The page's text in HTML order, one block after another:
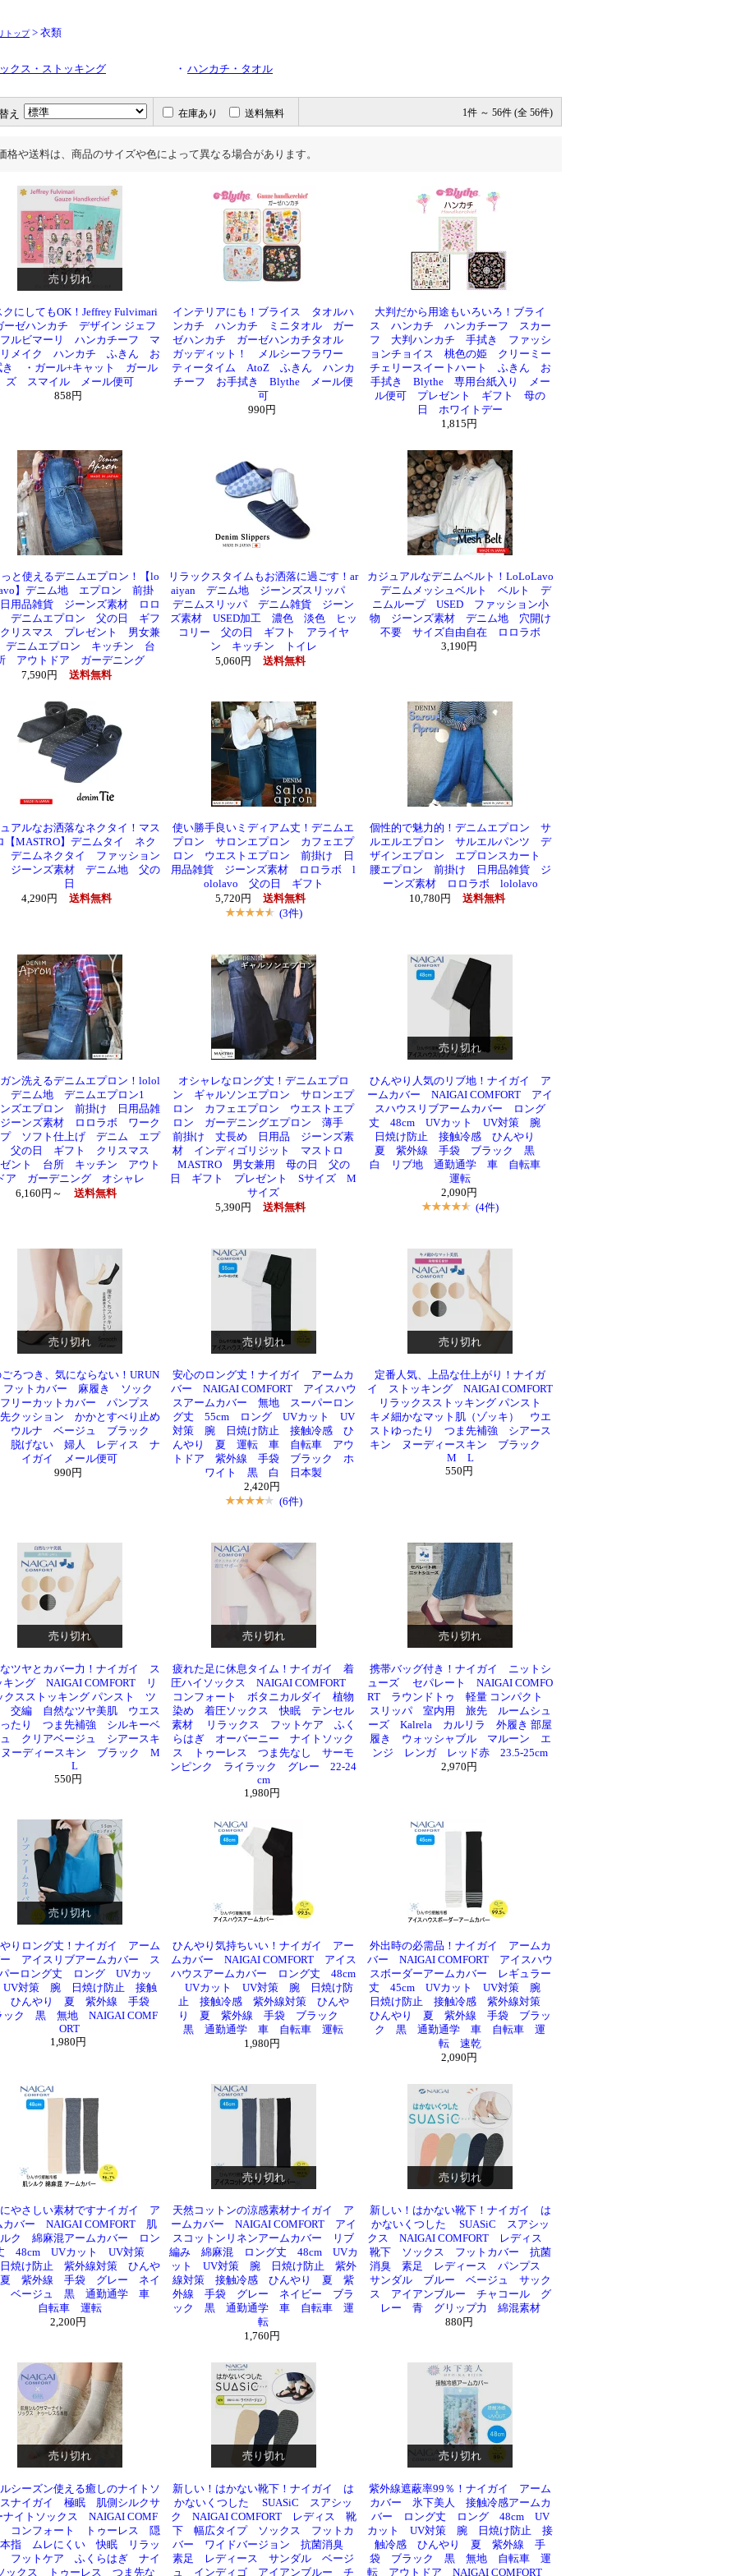
トップ> 衣類
クス・ストッキング ・ ハンカチ・タオル
え 在庫あり 送料無料 1件 ～ 56件 (全 56件)
格や送料は、商品のサイズや色によって異なる場合があります。
売り切れ
クにしてもOK！Jeffrey Fulvimari
ゼハンカチ デザイン ジェフ
フルビマーリ ハンカチーフ マ
リメイク ハンカチ ふきん お
き ・ガール+キャット ガール
ズ スマイル メール便可
858円
インテリアにも！ブライス タオルハ
ンカチ ハンカチ ミニタオル ガー
ゼハンカチ ガーゼハンカチタオル
ガッディット！ メルシーフラワー
ティータイム AtoZ ふきん ハンカ
チーフ お手拭き Blythe メール便
可
990円
大判だから用途もいろいろ！ブライ
ス ハンカチ ハンカチーフ スカー
フ 大判ハンカチ 手拭き ファッシ
ョンチョイス 桃色の姫 クリーミー
チェリースイートハート ふきん お
手拭き Blythe 専用台紙入り メー
ル便可 プレゼント ギフト 母の
日 ホワイトデー
1,815円
と使えるデニムエプロン！【lo
】デニム地 エプロン 前掛
用品雑貨 ジーンズ素材 ロロ
デニムエプロン 父の日 ギフ
リスマス プレゼント 男女兼
ニムエプロン キッチン 台
アウトドア ガーデニング
7,590円
送料無料
リラックスタイムもお洒落に過ごす！ar
aiyan デニム地 ジーンズスリッパ
デニムスリッパ デニム雑貨 ジーン
ズ素材 USED加工 濃色 淡色 ヒッ
コリー 父の日 ギフト アライヤ
ン キッチン トイレ
5,060円
送料無料
カジュアルなデニムベルト！LoLoLavo
デニムメッシュベルト ベルト デ
ニムループ USED ファッション小
物 ジーンズ素材 デニム地 穴開け
不要 サイズ自由自在 ロロラボ
3,190円
アルなお洒落なネクタイ！マス
【MASTRO】デニムタイ ネク
デニムネクタイ ファッション
ジーンズ素材 デニム地 父の
日
4,290円
送料無料
使い勝手良いミディアム丈！デニムエ
プロン サロンエプロン カフェエプ
ロン ウエストエプロン 前掛け 日
用品雑貨 ジーンズ素材 ロロラボ l
ololavo 父の日 ギフト
5,720円
送料無料
(3件)
個性的で魅力的！デニムエプロン サ
ルエルエプロン サルエルパンツ デ
ザインエプロン エプロンスカート
腰エプロン 前掛け 日用品雑貨 ジ
ーンズ素材 ロロラボ lololavo
10,780円
送料無料
売り切れ
ン洗えるデニムエプロン！lolol
デニム地 デニムエプロン1
ンズエプロン 前掛け 日用品雑
ーンズ素材 ロロラボ ワーク
プ ソフト仕上げ デニム エプ
父の日 ギフト クリスマス
ゼント 台所 キッチン アウト
ドア ガーデニング オシャレ
6,160円～
送料無料
オシャレなロング丈！デニムエプロ
ン ギャルソンエプロン サロンエプ
ロン カフェエプロン ウエストエプ
ロン ガーデニングエプロン 薄手
前掛け 丈長め 日用品 ジーンズ素
材 インディゴリジット マストロ
MASTRO 男女兼用 母の日 父の
日 ギフト プレゼント Sサイズ M
サイズ
5,390円
送料無料
ひんやり人気のリブ地！ナイガイ ア
ームカバー NAIGAI COMFORT アイ
スハウスリブアームカバー ロング
丈 48cm UVカット UV対策 腕
日焼け防止 接触冷感 ひんやり
夏 紫外線 手袋 ブラック 黒
白 リブ地 通勤通学 車 自転車
運転
2,090円
(4件)
売り切れ 売り切れ 売り切れ
ろつき、気にならない！URUN
ットカバー 麻履き ソック
リーカットカバー パンプス
クッション かかとすべり止め
ウルナ ベージュ ブラック
脱げない 婦人 レディス ナ
イガイ メール便可
990円
安心のロング丈！ナイガイ アームカ
バー NAIGAI COMFORT アイスハウ
スアームカバー 無地 スーパーロン
グ丈 55cm ロング UVカット UV
対策 腕 日焼け防止 接触冷感 ひ
んやり 夏 運転 車 自転車 アウ
トドア 紫外線 手袋 ブラック ホ
ワイト 黒 白 日本製
2,420円
(6件)
定番人気、上品な仕上がり！ナイガ
イ ストッキング NAIGAI COMFORT
リラックスストッキング パンスト
キメ細かなマット肌（ゾッキ） ウエ
ストゆったり つま先補強 シアース
キン ヌーディースキン ブラック
M L
550円
売り切れ 売り切れ 売り切れ
ツヤとカバー力！ナイガイ ス
キング NAIGAI COMFORT リ
クスストッキング パンスト ツ
交編 自然なツヤ美肌 ウエス
ったり つま先補強 シルキーベ
ュ クリアベージュ シアースキ
ーディースキン ブラック M
L
550円
疲れた足に休息タイム！ナイガイ 着
圧ハイソックス NAIGAI COMFORT
コンフォート ボタニカルダイ 植物
染め 着圧ソックス 快眠 テンセル
素材 リラックス フットケア ふく
らはぎ オーバーニー ナイトソック
ス トゥーレス つま先なし サーモ
ンピンク ライラック グレー 22-24
cm
1,980円
携帯バッグ付き！ナイガイ ニットシ
ューズ セパレート NAIGAI COMFO
RT ラウンドトゥ 軽量 コンパクト
スリッパ 室内用 旅先 ルームシュ
ーズ Kalrela カルリラ 外履き 部屋
履き ウォッシャブル マルーン エ
ンジ レンガ レッド赤 23.5-25cm
2,970円
売り切れ
りロング丈！ナイガイ アーム
ー アイスリブアームカバー ス
ーロング丈 ロング UVカッ
UV対策 腕 日焼け防止 接触
ひんやり 夏 紫外線 手袋
ック 黒 無地 NAIGAI COMF
ORT
1,980円
ひんやり気持ちいい！ナイガイ アー
ムカバー NAIGAI COMFORT アイス
ハウスアームカバー ロング丈 48cm
UVカット UV対策 腕 日焼け防
止 接触冷感 紫外線対策 ひんや
り 夏 紫外線 手袋 ブラック
黒 通勤通学 車 自転車 運転
1,980円
外出時の必需品！ナイガイ アームカ
バー NAIGAI COMFORT アイスハウ
スボーダーアームカバー レギュラー
丈 45cm UVカット UV対策 腕
日焼け防止 接触冷感 紫外線対策
ひんやり 夏 紫外線 手袋 ブラッ
ク 黒 通勤通学 車 自転車 運
転 速乾
2,090円
売り切れ 売り切れ
やさしい素材ですナイガイ ア
カバー NAIGAI COMFORT 肌
ク 綿麻混アームカバー ロン
48cm UVカット UV対策
焼け防止 紫外線対策 ひんや
紫外線 手袋 グレー ネイ
ベージュ 黒 通勤通学 車
自転車 運転
2,200円
天然コットンの涼感素材ナイガイ ア
ームカバー NAIGAI COMFORT アイ
スコットンリネンアームカバー リブ
編み 綿麻混 ロング丈 48cm UVカ
ット UV対策 腕 日焼け防止 紫外
線対策 接触冷感 ひんやり 夏 紫
外線 手袋 グレー ネイビー ブラ
ック 黒 通勤通学 車 自転車 運
転
1,760円
新しい！はかない靴下！ナイガイ は
かないくつした SUASiC スアシッ
クス NAIGAI COMFORT レディス
靴下 ソックス フットカバー 抗菌
消臭 素足 レディース パンプス
サンダル ブルー ベージュ サック
ス アイアンブルー チャコール グ
レー 青 グリップ力 綿混素材
880円
売り切れ 売り切れ 売り切れ
シーズン使える癒しのナイトソ
スナイガイ 極眠 肌側シルクサ
ナイトソックス NAIGAI COMF
コンフォート トゥーレス 隠
本指 ムレにくい 快眠 リラッ
フットケア ふくらはぎ ナイ
ックス トゥーレス つま先な
新しい！はかない靴下！ナイガイ は
かないくつした SUASiC スアシッ
ク NAIGAI COMFORT レディス 靴
下 幅広タイプ ソックス フットカ
バー ワイドバージョン 抗菌消臭
素足 レディース サンダル ベージ
ュ インディゴ アイアンブルー チ
紫外線遮蔽率99％！ナイガイ アーム
カバー 氷下美人 接触冷感アームカ
バー ロング丈 ロング 48cm UV
カット UV対策 腕 日焼け防止 接
触冷感 ひんやり 夏 紫外線 手
袋 ブラック 黒 無地 自転車 運
転 アウトドア NAIGAI COMFORT